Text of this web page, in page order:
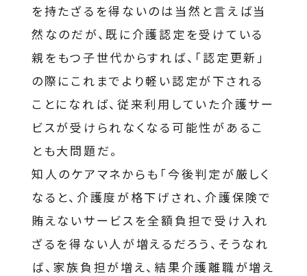
を持たざるを得ないのは当然と言えば当
然なのだが、既に介護認定を受けている
親をもつ子世代からすれば、「認定更新」
の際にこれまでより軽い認定が下される
ことになれば、従来利用していた介護サー
ビスが受けられなくなる可能性があるこ
とも大問題だ。
知人のケアマネからも「今後判定が厳しく
なると、介護度が格下げされ、介護保険で
賄えないサービスを全額負担で受け入れ
ざるを得ない人が増えるだろう、そうなれ
ば、家族負担が増え、結果介護離職が増え